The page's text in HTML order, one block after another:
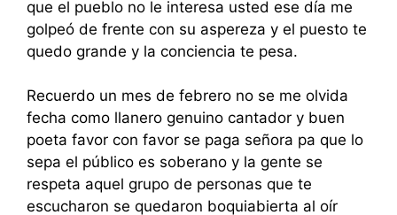
que el pueblo no le interesa usted ese día me
golpeó de frente con su aspereza y el puesto te
quedo grande y la conciencia te pesa.
Recuerdo un mes de febrero no se me olvida
fecha como llanero genuino cantador y buen
poeta favor con favor se paga señora pa que lo
sepa el público es soberano y la gente se
respeta aquel grupo de personas que te
escucharon se quedaron boquiabierta al oír